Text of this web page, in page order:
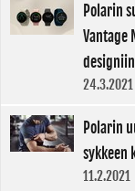
Polarin
Vantage
24.3.2021
Polarin
sykkeen
11.2.2021